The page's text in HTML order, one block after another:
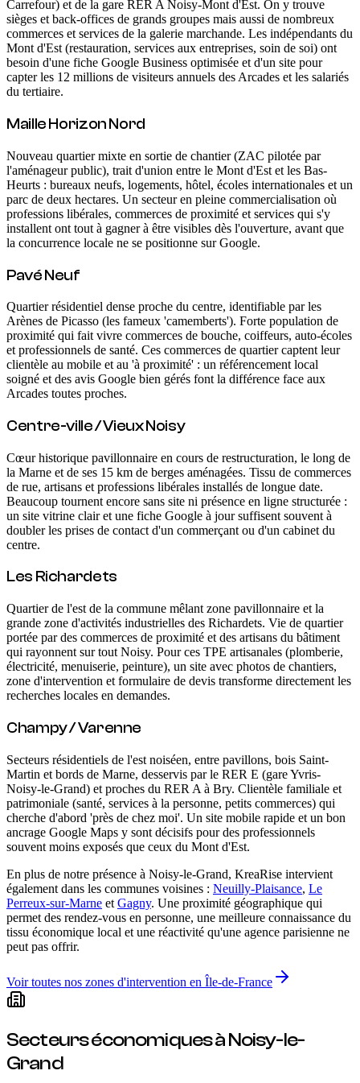
Carrefour) et de la gare RER A Noisy-Mont d'Est. On y trouve
sièges et back-offices de grands groupes mais aussi de nombreux
commerces et services de la galerie marchande. Les indépendants du
Mont d'Est (restauration, services aux entreprises, soin de soi) ont
besoin d'une fiche Google Business optimisée et d'un site pour
capter les 12 millions de visiteurs annuels des Arcades et les salariés
du tertiaire.
Maille Horizon Nord
Nouveau quartier mixte en sortie de chantier (ZAC pilotée par
l'aménageur public), trait d'union entre le Mont d'Est et les Bas-
Heurts : bureaux neufs, logements, hôtel, écoles internationales et un
parc de deux hectares. Un secteur en pleine commercialisation où
professions libérales, commerces de proximité et services qui s'y
installent ont tout à gagner à être visibles dès l'ouverture, avant que
la concurrence locale ne se positionne sur Google.
Pavé Neuf
Quartier résidentiel dense proche du centre, identifiable par les
Arènes de Picasso (les fameux 'camemberts'). Forte population de
proximité qui fait vivre commerces de bouche, coiffeurs, auto-écoles
et professionnels de santé. Ces commerces de quartier captent leur
clientèle au mobile et au 'à proximité' : un référencement local
soigné et des avis Google bien gérés font la différence face aux
Arcades toutes proches.
Centre-ville / Vieux Noisy
Cœur historique pavillonnaire en cours de restructuration, le long de
la Marne et de ses 15 km de berges aménagées. Tissu de commerces
de rue, artisans et professions libérales installés de longue date.
Beaucoup tournent encore sans site ni présence en ligne structurée :
un site vitrine clair et une fiche Google à jour suffisent souvent à
doubler les prises de contact d'un commerçant ou d'un cabinet du
centre.
Les Richardets
Quartier de l'est de la commune mêlant zone pavillonnaire et la
grande zone d'activités industrielles des Richardets. Vie de quartier
portée par des commerces de proximité et des artisans du bâtiment
qui rayonnent sur tout Noisy. Pour ces TPE artisanales (plomberie,
électricité, menuiserie, peinture), un site avec photos de chantiers,
zone d'intervention et formulaire de devis transforme directement les
recherches locales en demandes.
Champy / Varenne
Secteurs résidentiels de l'est noiséen, entre pavillons, bois Saint-
Martin et bords de Marne, desservis par le RER E (gare Yvris-
Noisy-le-Grand) et proches du RER A à Bry. Clientèle familiale et
patrimoniale (santé, services à la personne, petits commerces) qui
cherche d'abord 'près de chez moi'. Un site mobile rapide et un bon
ancrage Google Maps y sont décisifs pour des professionnels
souvent moins exposés que ceux du Mont d'Est.
En plus de notre présence à Noisy-le-Grand, KreaRise intervient
également dans les communes voisines : Neuilly-Plaisance, Le
Perreux-sur-Marne et Gagny. Une proximité géographique qui
permet des rendez-vous en personne, une meilleure connaissance du
tissu économique local et une réactivité qu'une agence parisienne ne
peut pas offrir.
Voir toutes nos zones d'intervention en Île-de-France
Secteurs économiquesà Noisy-le-
Grand